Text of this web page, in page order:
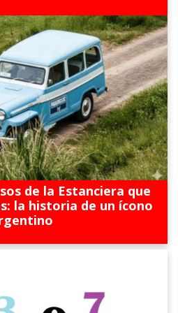
de la Estanciera que
la historia de un ícono